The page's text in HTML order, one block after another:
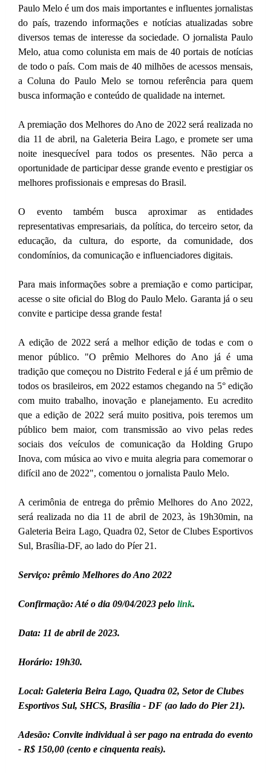
Paulo Melo é um dos mais importantes e influentes jornalistas
do país, trazendo informações e notícias atualizadas sobre
diversos temas de interesse da sociedade. O jornalista Paulo
Melo, atua como colunista em mais de 40 portais de notícias
de todo o país. Com mais de 40 milhões de acessos mensais,
a Coluna do Paulo Melo se tornou referência para quem
busca informação e conteúdo de qualidade na internet.
A premiação dos Melhores do Ano de 2022 será realizada no
dia 11 de abril, na Galeteria Beira Lago, e promete ser uma
noite inesquecível para todos os presentes. Não perca a
oportunidade de participar desse grande evento e prestigiar os
melhores profissionais e empresas do Brasil.
O evento também busca aproximar as entidades
representativas empresariais, da política, do terceiro setor, da
educação, da cultura, do esporte, da comunidade, dos
condomínios, da comunicação e influenciadores digitais.
Para mais informações sobre a premiação e como participar,
acesse o site oficial do Blog do Paulo Melo. Garanta já o seu
convite e participe dessa grande festa!
A edição de 2022 será a melhor edição de todas e com o
menor público. "O prêmio Melhores do Ano já é uma
tradição que começou no Distrito Federal e já é um prêmio de
todos os brasileiros, em 2022 estamos chegando na 5° edição
com muito trabalho, inovação e planejamento. Eu acredito
que a edição de 2022 será muito positiva, pois teremos um
público bem maior, com transmissão ao vivo pelas redes
sociais dos veículos de comunicação da Holding Grupo
Inova, com música ao vivo e muita alegria para comemorar o
difícil ano de 2022", comentou o jornalista Paulo Melo.
A cerimônia de entrega do prêmio Melhores do Ano 2022,
será realizada no dia 11 de abril de 2023, às 19h30min, na
Galeteria Beira Lago, Quadra 02, Setor de Clubes Esportivos
Sul, Brasília-DF, ao lado do Píer 21.
Serviço: prêmio Melhores do Ano 2022
Confirmação: Até o dia 09/04/2023 pelo link.
Data: 11 de abril de 2023.
Horário: 19h30.
Local: Galeteria Beira Lago, Quadra 02, Setor de Clubes
Esportivos Sul, SHCS, Brasília - DF (ao lado do Pier 21).
Adesão: Convite individual à ser pago na entrada do evento
- R$ 150,00 (cento e cinquenta reais).